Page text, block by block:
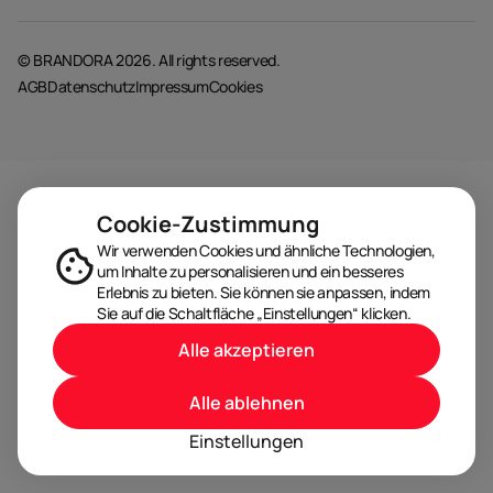
© BRANDORA 2026. All rights reserved.
AGBDatenschutzImpressumCookies
Cookie-Zustimmung
Wir verwenden Cookies und ähnliche Technologien,
um Inhalte zu personalisieren und ein besseres
Erlebnis zu bieten. Sie können sie anpassen, indem
Sie auf die Schaltfläche „Einstellungen“ klicken.
Einstellungen
Alle ablehnen
Alle akzeptieren